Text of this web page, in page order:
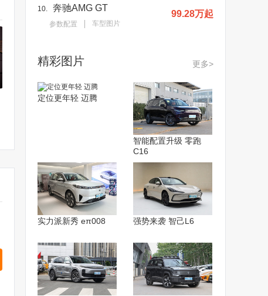
陈震劳斯莱斯闪灵ACC失
劳斯莱斯电车！闪灵降85
万也卖不动！1个月才卖4
10. 奔驰AMG GT
参数配置 车型图片
99.28万起
精彩图片 更多>
定位更年轻 迈腾
智能配置升级 零跑
C16
实力派新秀 eπ008 强势来袭 智己L6